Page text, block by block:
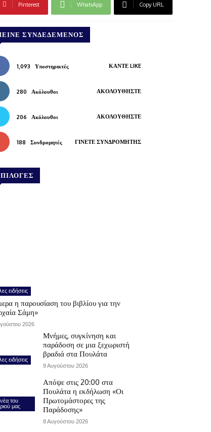
Pinterest WhatsApp Copy URL
ΣΥΝΔΕΔΕΜΈΝΟΣ
1,093 Υποστηρικτές ΚΆΝΤΕ LIKE
280 Ακόλουθοι ΑΚΟΛΟΥΘΉΣΤΕ
206 Ακόλουθοι ΑΚΟΛΟΥΘΉΣΤΕ
188 Συνδρομητές ΓΊΝΕΤΕ ΣΥΝΔΡΟΜΗΤΉΣ
ειδήσεις
η παρουσίαση του βιβλίου για την
Σάμη»
2026
ειδήσεις
Μνήμες, συγκίνηση και
παράδοση σε μια ξεχωριστή
βραδιά στα Πουλάτα
9 Αυγούστου 2026
του
μας
Απόψε στις 20:00 στα
Πουλάτα η εκδήλωση «Οι
Πρωτομάστορες της
Παράδοσης»
8 Αυγούστου 2026